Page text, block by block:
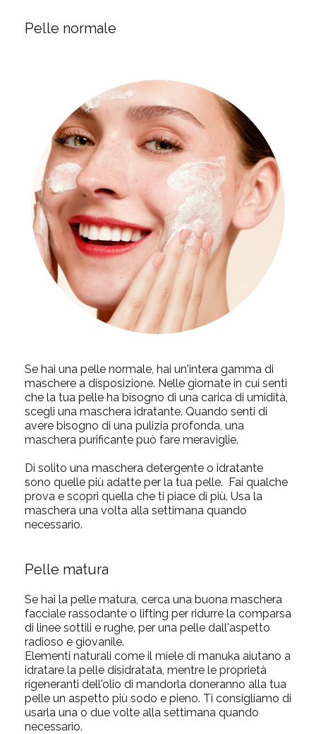
Pelle normale
Se hai una pelle normale, hai un'intera gamma di
maschere a disposizione. Nelle giornate in cui senti
che la tua pelle ha bisogno di una carica di umidità,
scegli una maschera idratante. Quando senti di
avere bisogno di una pulizia profonda, una
maschera purificante può fare meraviglie.
Di solito una maschera detergente o idratante
sono quelle più adatte per la tua pelle. Fai qualche
prova e scopri quella che ti piace di più. Usa la
maschera una volta alla settimana quando
necessario.
Pelle matura
Se hai la pelle matura, cerca una buona maschera
facciale rassodante o lifting per ridurre la comparsa
di linee sottili e rughe, per una pelle dall'aspetto
radioso e giovanile.
Elementi naturali come il miele di manuka aiutano a
idratare la pelle disidratata, mentre le proprietà
rigeneranti dell'olio di mandorla doneranno alla tua
pelle un aspetto più sodo e pieno. Ti consigliamo di
usarla una o due volte alla settimana quando
necessario.